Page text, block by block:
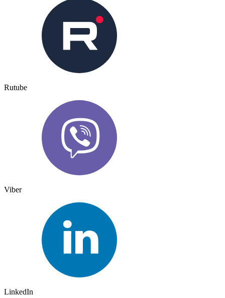
Rutube
Viber
LinkedIn